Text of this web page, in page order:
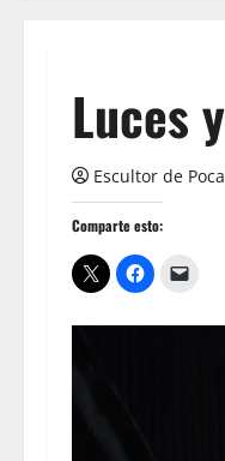
Luces
Escultor de
Comparte esto: